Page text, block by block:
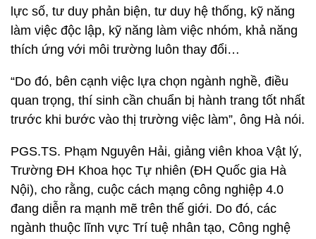
lực số, tư duy phản biện, tư duy hệ thống, kỹ năng
làm việc độc lập, kỹ năng làm việc nhóm, khả năng
thích ứng với môi trường luôn thay đổi…
“Do đó, bên cạnh việc lựa chọn ngành nghề, điều
quan trọng, thí sinh cần chuẩn bị hành trang tốt nhất
trước khi bước vào thị trường việc làm”, ông Hà nói.
PGS.TS. Phạm Nguyên Hải, giảng viên khoa Vật lý,
Trường ĐH Khoa học Tự nhiên (ĐH Quốc gia Hà
Nội), cho rằng, cuộc cách mạng công nghiệp 4.0
đang diễn ra mạnh mẽ trên thế giới. Do đó, các
ngành thuộc lĩnh vực Trí tuệ nhân tạo, Công nghệ